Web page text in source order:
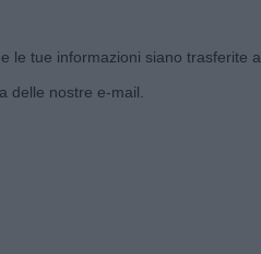
le tue informazioni siano trasferite a
delle nostre e-mail.